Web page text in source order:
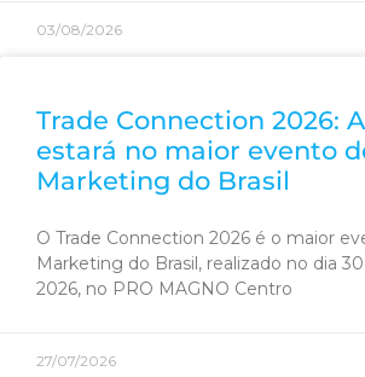
03/08/2026
Trade Connection 2026:
estará no maior evento
Marketing do Brasil
O Trade Connection 2026 é o maior
Marketing do Brasil, realizado no dia
2026, no PRO MAGNO Centro
27/07/2026